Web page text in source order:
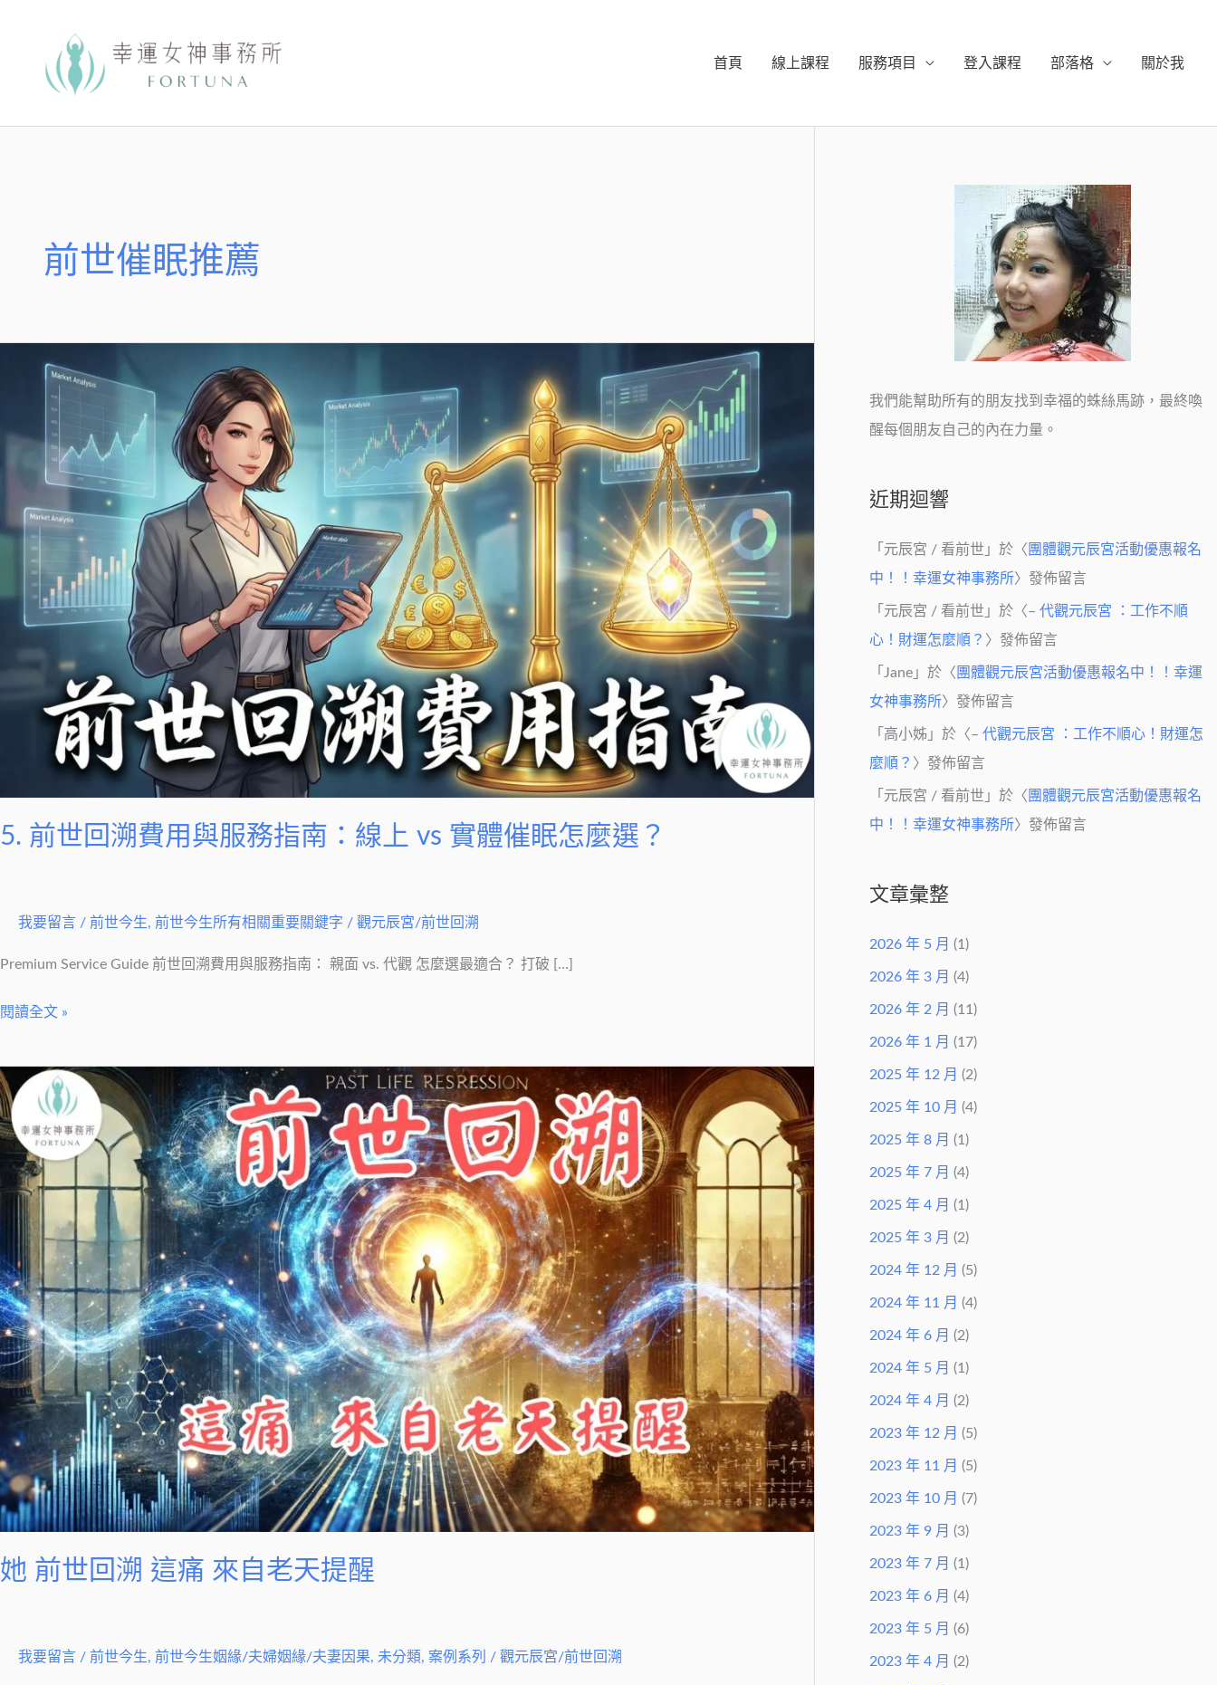
首頁 線上課程 服務項目 登入課程 部落格 關於我
前世催眠推薦
5. 前世回溯費用與服務指南：線上 vs 實體催眠怎麼選？
我要留言 / 前世今生, 前世今生所有相關重要關鍵字 / 觀元辰宮/前世回溯
Premium Service Guide 前世回溯費用與服務指南： 親面 vs. 代觀 怎麼選最適合？ 打破 […]
回
與
催
眠
閱讀全文 »
她 前世回溯 這痛 來自老天提醒
我要留言 / 前世今生, 前世今生姻緣/夫婦姻緣/夫妻因果, 未分類, 案例系列 / 觀元辰宮/前世回溯
她
前
世
回
來
自
老
天
提
我們能幫助所有的朋友找到幸福的蛛絲馬跡，最終喚
醒每個朋友自己的內在力量。
近期迴響
「 元辰宮 / 看前世 」於〈 團體觀元辰宮活動優惠報名
中！！幸運女神事務所〉發佈留言
「 元辰宮 / 看前世 」於〈– 代觀元辰宮 ：工作不順
心！財運怎麼順？ 〉發佈留言
「 Jane 」於〈 團體觀元辰宮活動優惠報名中！！幸運
女神事務所〉發佈留言
「 高小姊 」於〈– 代觀元辰宮 ：工作不順心！財運怎
麼順？ 〉發佈留言
「 元辰宮 / 看前世 」於〈 團體觀元辰宮活動優惠報名
中！！幸運女神事務所〉發佈留言
文章彙整
2026 年 5 月 (1)
2026 年 3 月 (4)
2026 年 2 月 (11)
2026 年 1 月 (17)
2025 年 12 月 (2)
2025 年 10 月 (4)
2025 年 8 月 (1)
2025 年 7 月 (4)
2025 年 4 月 (1)
2025 年 3 月 (2)
2024 年 12 月 (5)
2024 年 11 月 (4)
2024 年 6 月 (2)
2024 年 5 月 (1)
2024 年 4 月 (2)
2023 年 12 月 (5)
2023 年 11 月 (5)
2023 年 10 月 (7)
2023 年 9 月 (3)
2023 年 7 月 (1)
2023 年 6 月 (4)
2023 年 5 月 (6)
2023 年 4 月 (2)